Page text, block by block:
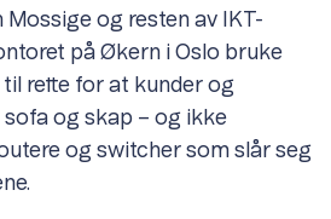
Mossige og resten av IKT-
på Økern i Oslo bruke
rette for at kunder og
og skap – og ikke
og switcher som slår seg